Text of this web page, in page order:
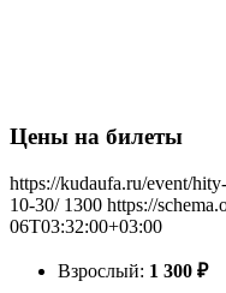
Цены на билеты
https://kudaufa.ru/event/
10-30/ 1300 https://
06T03:32:00+03:00
Взрослый: 1 300 ₽